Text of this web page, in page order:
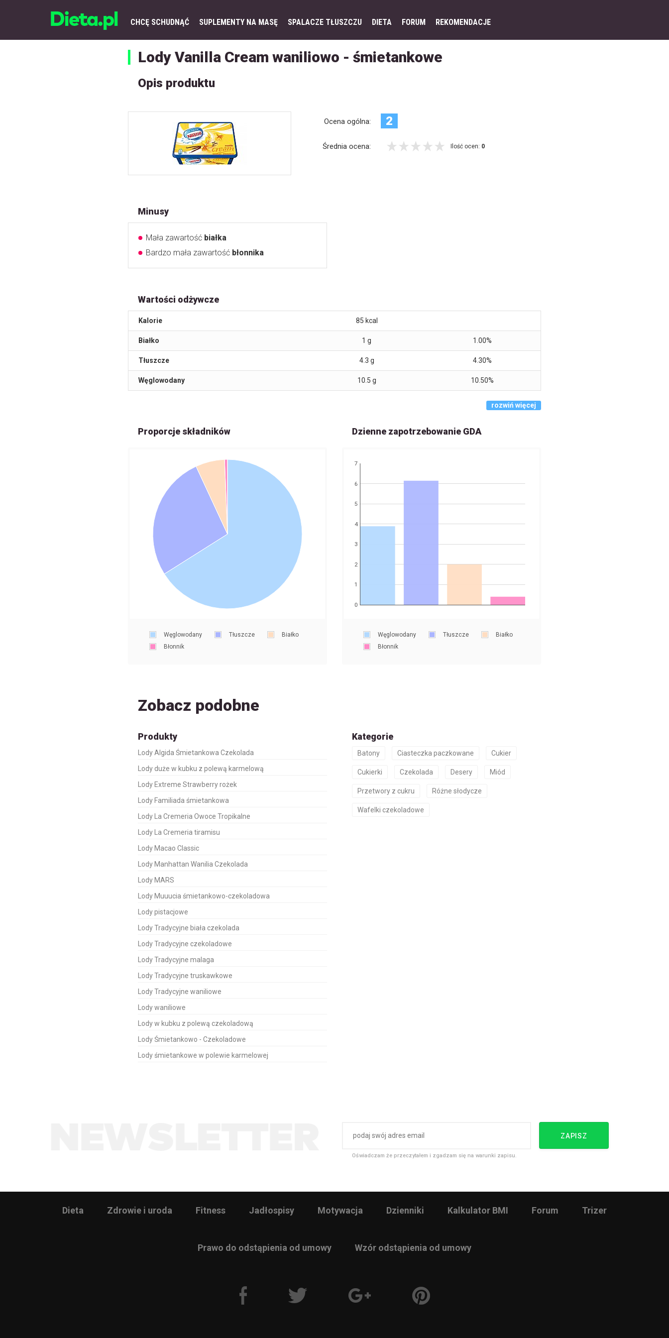
CHCĘ SCHUDNĄĆ SUPLEMENTY NA MASĘ SPALACZE TŁUSZCZU DIETA FORUM REKOMENDACJE
Lody Vanilla Cream waniliowo - śmietankowe
Opis produktu
Ocena ogólna: 2
Średnia ocena: Ilość ocen: 0
Minusy
Mała zawartość białka
Bardzo mała zawartość błonnika
Wartości odżywcze
Kalorie 85 kcal
Białko 1 g 1.00%
Tłuszcze 4.3 g 4.30%
Węglowodany 10.5 g 10.50%
rozwiń więcej
Proporcje składników
Węglowodany Tłuszcze
Białko
Błonnik
Dzienne zapotrzebowanie GDA
0
1
2
3
4
5
6
7
Węglowodany Tłuszcze
Białko
Błonnik
Zobacz podobne
Produkty
Lody Algida Śmietankowa Czekolada
Lody duże w kubku z polewą karmelową
Lody Extreme Strawberry rożek
Lody Familiada śmietankowa
Lody La Cremeria Owoce Tropikalne
Lody La Cremeria tiramisu
Lody Macao Classic
Lody Manhattan Wanilia Czekolada
Lody MARS
Lody Muuucia śmietankowo-czekoladowa
Lody pistacjowe
Lody Tradycyjne biała czekolada
Lody Tradycyjne czekoladowe
Lody Tradycyjne malaga
Lody Tradycyjne truskawkowe
Lody Tradycyjne waniliowe
Lody waniliowe
Lody w kubku z polewą czekoladową
Lody Śmietankowo - Czekoladowe
Lody śmietankowe w polewie karmelowej
Kategorie
Batony Ciasteczka paczkowane Cukier
Cukierki Czekolada Desery Miód
Przetwory z cukru Różne słodycze
Wafelki czekoladowe
ZAPISZ
Oświadczam że przeczytałem i zgadzam się na warunki zapisu.
Dieta Zdrowie i uroda Fitness Jadłospisy Motywacja Dzienniki Kalkulator BMI Forum Trizer
Prawo do odstąpienia od umowy Wzór odstąpienia od umowy